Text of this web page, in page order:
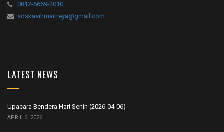
0812-6669-2010
sdskasihmaitreya@gmail.com
LATEST NEWS
Upacara Bendera Hari Senin (2026-04-06)
APRIL 6, 2026